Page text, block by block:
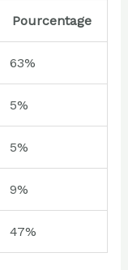
Pourcentage
63%
5%
5%
9%
47%